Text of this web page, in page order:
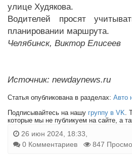
улице Худякова.
Водителей просят
планировании маршрута.
Челябинск, Виктор Елисеев
Источник: newdaynews.ru
Статья опубликована в разделах: Авто
Подписывайтесь на нашу группу в VK .
которые мы не публикуем на сайте, а
26 июн 2024, 18:33,
0 Комментариев
847